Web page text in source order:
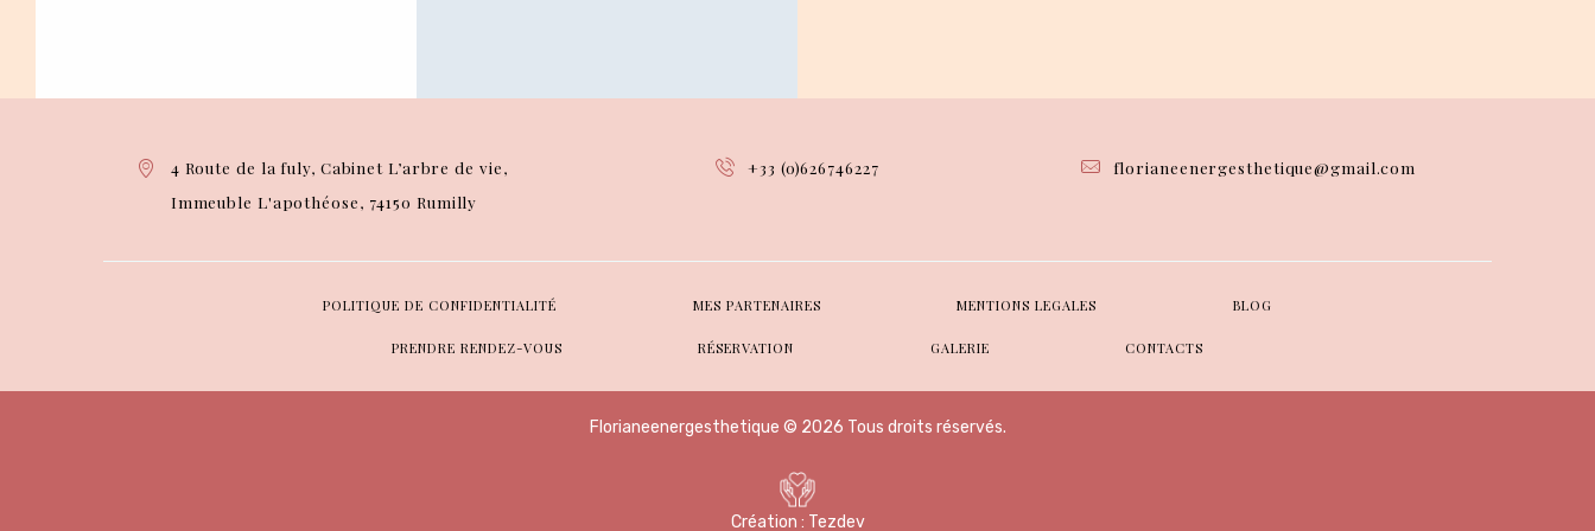
4 Route de la fuly, Cabinet L’arbre de vie,
Immeuble L'apothéose, 74150 Rumilly
+33 (0)626746227 florianeenergesthetique@gmail.com
POLITIQUE DE CONFIDENTIALITÉ MES PARTENAIRES MENTIONS LEGALES BLOG
PRENDRE RENDEZ-VOUS RÉSERVATION GALERIE CONTACTS
Florianeenergesthetique © 2026 Tous droits réservés.
Création : Tezdev